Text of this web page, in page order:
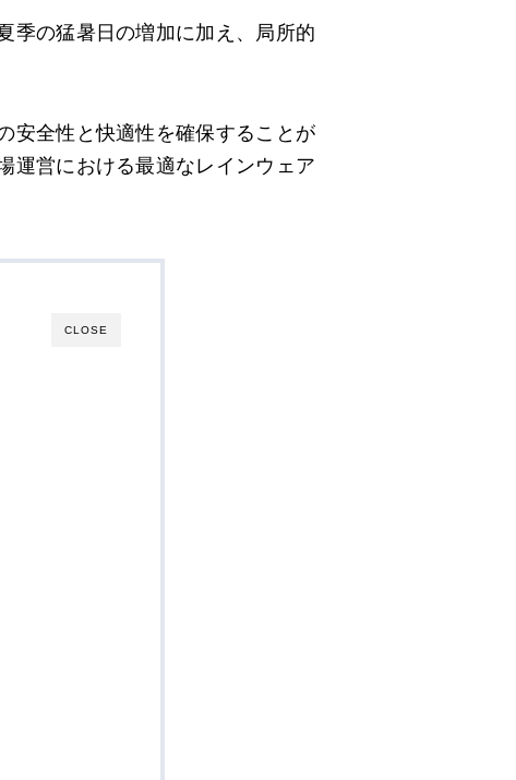
季の猛暑日の増加に加え、局所的
安全性と快適性を確保することが
運営における最適なレインウェア
CLOSE